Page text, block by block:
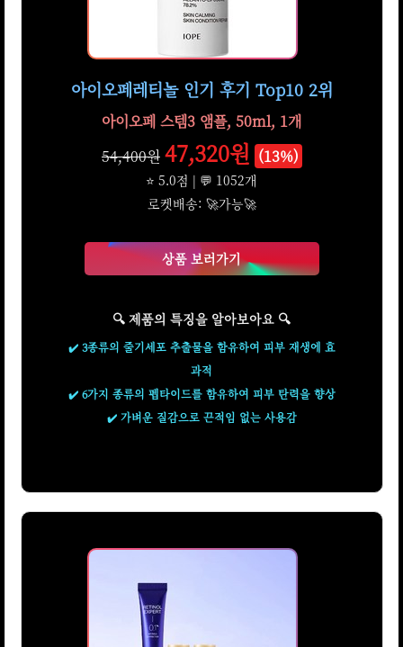
아이오페레티놀 인기 후기 Top10 2위
아이오페 스템3 앰플, 50ml, 1개
54,400원 47,320원 (13%)
⭐ 5.0점 | 💬 1052개
로켓배송: 🚀가능🚀
상품 보러가기
🔍 제품의 특징을 알아보아요 🔍
✔️ 3종류의 줄기세포 추출물을 함유하여 피부 재생에 효
과적
✔️ 6가지 종류의 펩타이드를 함유하여 피부 탄력을 향상
✔️ 가벼운 질감으로 끈적임 없는 사용감